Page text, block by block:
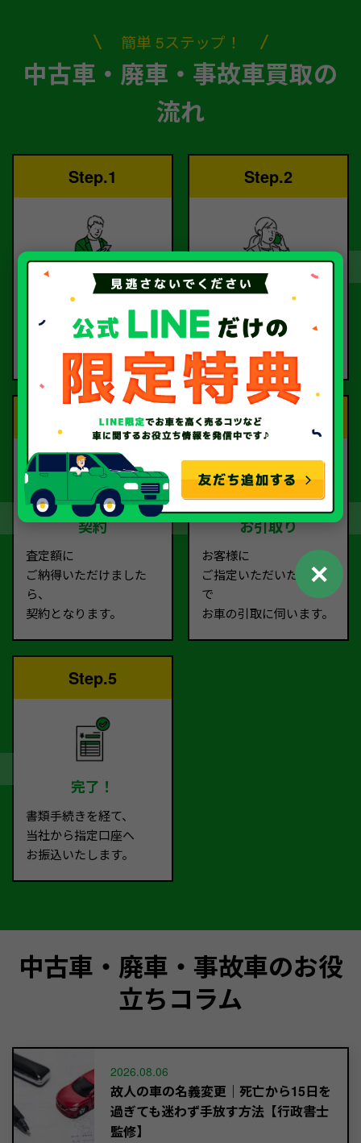
簡単 5ステップ！
中古車・廃車・事故車買取の
流れ
Step.1
ご依頼
お電話または査定フォー
ご依頼ください。
Step.2
査定
査定のプロが
お電話で回答いたしま
す。
Step.3
契約
査定額に
ご納得いただけました
ら、
契約となります。
Step.4
お引取り
お客様に
ご指定いただいた場所ま
で
お車の引取に伺います。
Step.5
完了！
書類手続きを経て、
当社から指定口座へ
お振込いたします。
中古車・廃車・事故車のお役
立ちコラム
2026.08.06
故人の車の名義変更｜死亡から15日を
過ぎても迷わず手放す方法【行政書士
監修】
✕